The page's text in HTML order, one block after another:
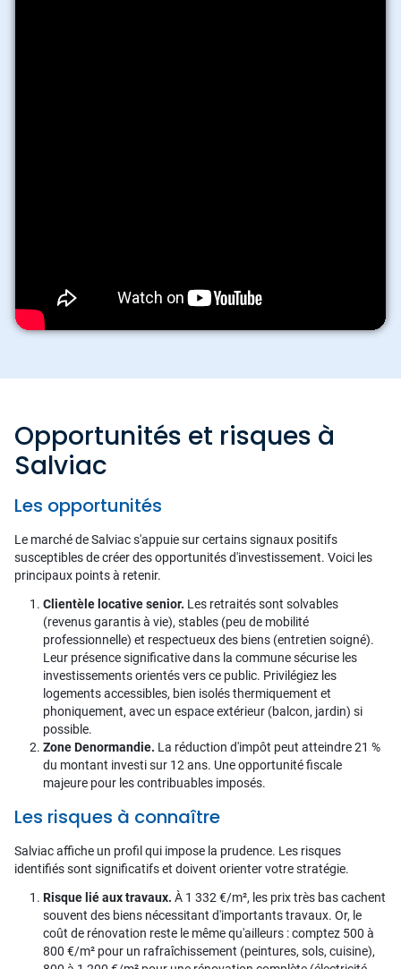
Opportunités et risques à
Salviac
Les opportunités
Le marché de Salviac s'appuie sur certains signaux positifs
susceptibles de créer des opportunités d'investissement. Voici les
principaux points à retenir.
Clientèle locative senior. Les retraités sont solvables
(revenus garantis à vie), stables (peu de mobilité
professionnelle) et respectueux des biens (entretien soigné).
Leur présence significative dans la commune sécurise les
investissements orientés vers ce public. Privilégiez les
logements accessibles, bien isolés thermiquement et
phoniquement, avec un espace extérieur (balcon, jardin) si
possible.
Zone Denormandie. La réduction d'impôt peut atteindre 21 %
du montant investi sur 12 ans. Une opportunité fiscale
majeure pour les contribuables imposés.
Les risques à connaître
Salviac affiche un profil qui impose la prudence. Les risques
identifiés sont significatifs et doivent orienter votre stratégie.
Risque lié aux travaux. À 1 332 €/m², les prix très bas cachent
souvent des biens nécessitant d'importants travaux. Or, le
coût de rénovation reste le même qu'ailleurs : comptez 500 à
800 €/m² pour un rafraîchissement (peintures, sols, cuisine),